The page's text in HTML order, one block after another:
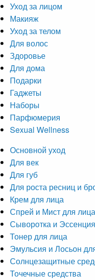
Уход за лицом
Макияж
Уход за телом
Для волос
Здоровье
Для дома
Подарки
Гаджеты
Наборы
Парфюмерия
Sexual Wellness
Основной уход
Для век
Для губ
Для роста ресниц и
Крем для лица
Спрей и Мист для лица
Сыворотка и
Тонер для лица
Эмульсия и Лосьон
Солнцезащитные
Точечные средства